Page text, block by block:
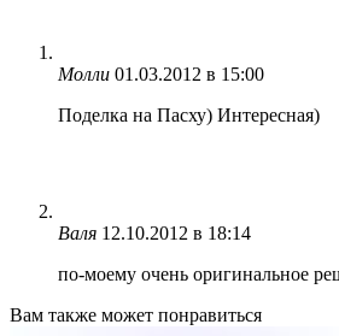
Молли 01.03.2012 в 15:00
Поделка на Пасху) Интересная)
Валя 12.10.2012 в 18:14
по-моему очень оригинальное
Вам также может понравиться